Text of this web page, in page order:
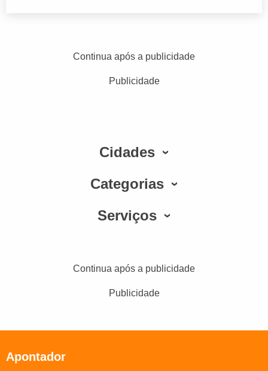
Continua após a publicidade
Publicidade
Cidades
Categorias
Serviços
Continua após a publicidade
Publicidade
Apontador